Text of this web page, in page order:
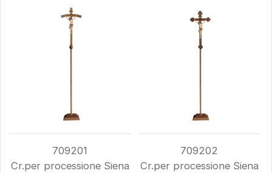
709201
Cr.per processione Siena
709202
Cr.per processione Siena